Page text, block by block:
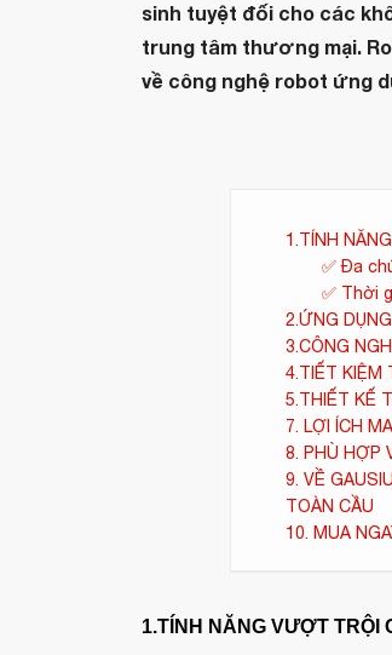
sinh tuyệt đối cho các
trung tâm thương mại.
về công nghệ robot ứng
1.TÍNH
✅ Đa
✅ Thời
2.ỨNG
3.CÔNG
4.TIẾT KIỆM
5.THIẾT KẾ
7. LỢI ÍCH
8. PHÙ HỢP
9. VỀ
TOÀN CẦU
10. MUA
1.TÍNH NĂNG VƯỢT TRỘI